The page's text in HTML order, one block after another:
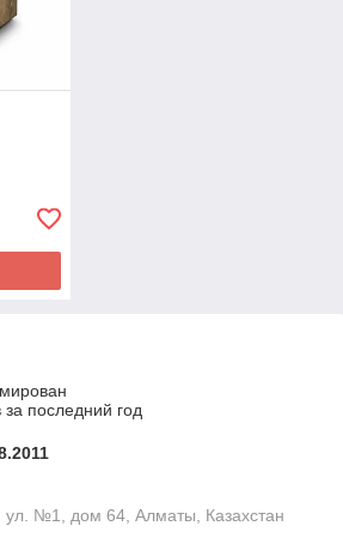
последний год
ул. №1, дом 64, Алматы, Казахстан